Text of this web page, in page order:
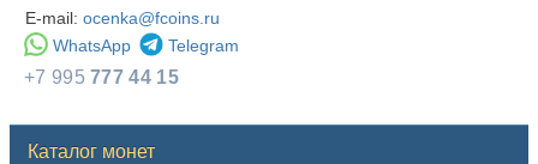
E-mail: ocenka@fcoins.ru
WhatsApp
Telegram
+7 995777 44 15
Каталог монет